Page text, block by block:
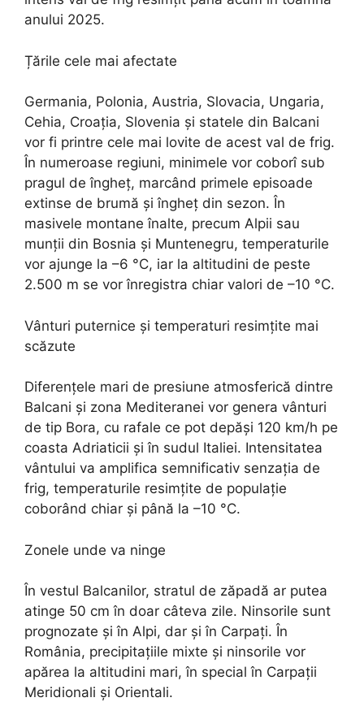
anului 2025.
Țările cele mai afectate
Germania, Polonia, Austria, Slovacia, Ungaria,
Cehia, Croația, Slovenia și statele din Balcani
vor fi printre cele mai lovite de acest val de frig.
În numeroase regiuni, minimele vor coborî sub
pragul de îngheț, marcând primele episoade
extinse de brumă și îngheț din sezon. În
masivele montane înalte, precum Alpii sau
munții din Bosnia și Muntenegru, temperaturile
vor ajunge la –6 °C, iar la altitudini de peste
2.500 m se vor înregistra chiar valori de –10 °C.
Vânturi puternice și temperaturi resimțite mai
scăzute
Diferențele mari de presiune atmosferică dintre
Balcani și zona Mediteranei vor genera vânturi
de tip Bora, cu rafale ce pot depăși 120 km/h pe
coasta Adriaticii și în sudul Italiei. Intensitatea
vântului va amplifica semnificativ senzația de
frig, temperaturile resimțite de populație
coborând chiar și până la –10 °C.
Zonele unde va ninge
În vestul Balcanilor, stratul de zăpadă ar putea
atinge 50 cm în doar câteva zile. Ninsorile sunt
prognozate și în Alpi, dar și în Carpați. În
România, precipitațiile mixte și ninsorile vor
apărea la altitudini mari, în special în Carpații
Meridionali și Orientali.